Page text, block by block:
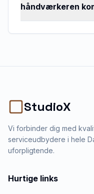
håndværkeren
StudioX
Vi forbinder dig med
serviceudbydere i hele
uforpligtende.
Hurtige links